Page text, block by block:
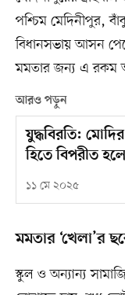
পশ্চিম মেদিনীপুর,
বিধানসভায় আসন
মমতার জন্য এ রকম
আরও পড়ুন
যুদ্ধবিরতি:
হিতে বিপরীত
১১ মে ২০২৫
মমতার ‘খেলা’র
স্কুল ও অন্যান্য